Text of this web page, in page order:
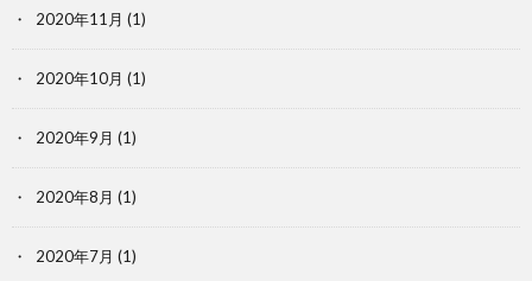
2020年11月 (1)
2020年10月 (1)
2020年9月 (1)
2020年8月 (1)
2020年7月 (1)